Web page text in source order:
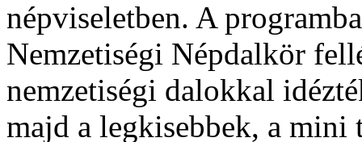
népviseletben. A
Nemzetiségi Népdalkör
nemzetiségi dalokkal
majd a legkisebbek, a mini